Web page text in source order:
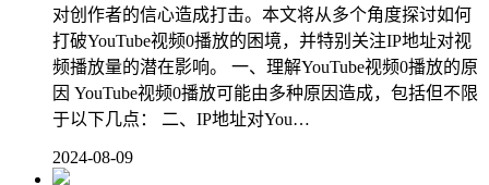
对创作者的信心造成打击。本文将从多个角度探讨如何
打破YouTube视频0播放的困境，并特别关注IP地址对视
频播放量的潜在影响。 一、理解YouTube视频0播放的原
因 YouTube视频0播放可能由多种原因造成，包括但不限
于以下几点： 二、IP地址对You…
2024-08-09